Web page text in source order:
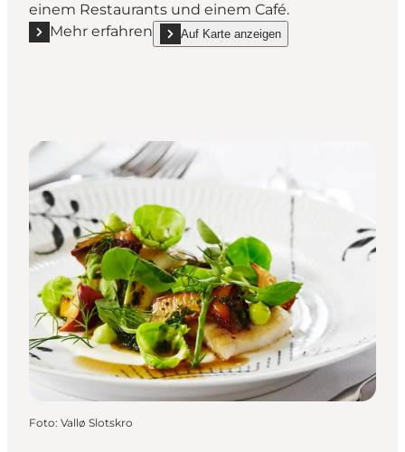
einem Restaurants und einem Café.
Mehr erfahren
Mehr erfahren "Liselund Ny Slot Hotel"
Auf Karte anzeigen
show Liselund Ny Slot Hotel on_map
Foto: Vallø Slotskro